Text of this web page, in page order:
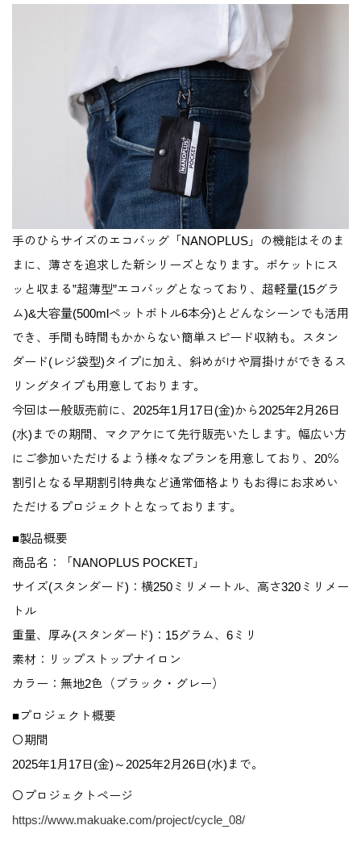
手のひらサイズのエコバッグ「NANOPLUS」の機能はそのま
まに、薄さを追求した新シリーズとなります。ポケットにス
ッと収まる”超薄型”エコバッグとなっており、超軽量(15グラ
ム)&大容量(500mlペットボトル6本分)とどんなシーンでも活用
でき、手間も時間もかからない簡単スピード収納も。スタン
ダード(レジ袋型)タイプに加え、斜めがけや肩掛けができるス
リングタイプも用意しております。
今回は一般販売前に、2025年1月17日(金)から2025年2月26日
(水)までの期間、マクアケにて先行販売いたします。幅広い方
にご参加いただけるよう様々なプランを用意しており、20％
割引となる早期割引特典など通常価格よりもお得にお求めい
ただけるプロジェクトとなっております。
■製品概要
商品名：「NANOPLUS POCKET」
サイズ(スタンダード)：横250ミリメートル、高さ320ミリメー
トル
重量、厚み(スタンダード)：15グラム、6ミリ
素材：リップストップナイロン
カラー：無地2色（ブラック・グレー）
■プロジェクト概要
〇期間
2025年1月17日(金)～2025年2月26日(水)まで。
〇プロジェクトページ
https://www.makuake.com/project/cycle_08/